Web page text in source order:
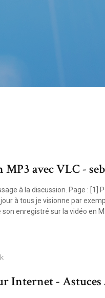
avec VLC -
à la discussion. Page : [1]
à tous je visionne par
enregistré sur la vidéo en
Internet - Astuces